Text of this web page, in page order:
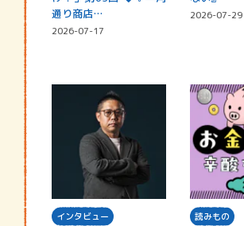
通り商店…
2026-07-17
2026-07-29
インタビュー 読みもの